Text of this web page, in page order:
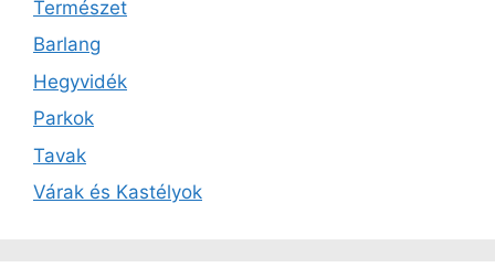
Természet
Barlang
Hegyvidék
Parkok
Tavak
Várak és Kastélyok